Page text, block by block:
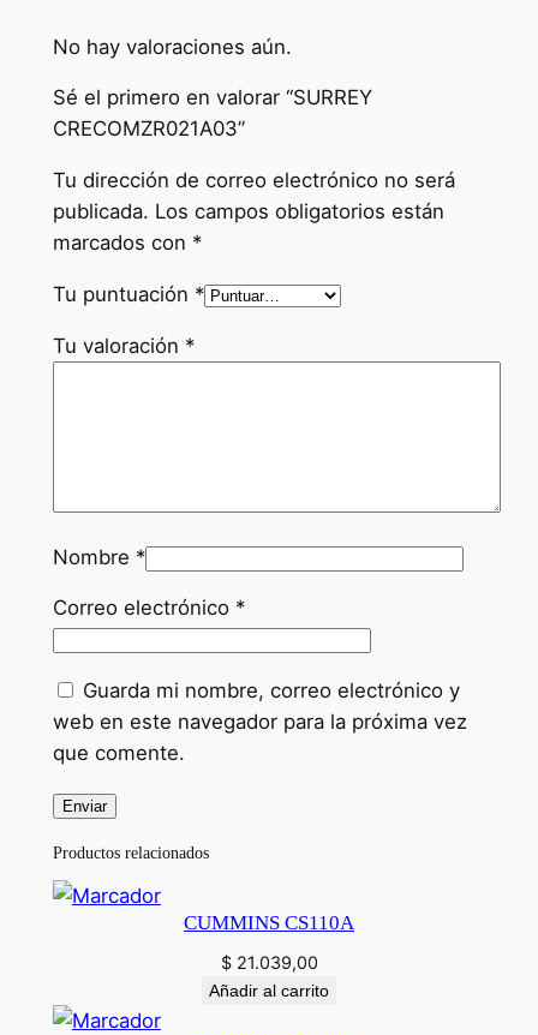
No hay valoraciones aún.
Sé el primero en valorar “SURREY
CRECOMZR021A03”
Tu dirección de correo electrónico no será
publicada. Los campos obligatorios están
marcados con *
Tu puntuación *
Tu valoración *
Nombre *
Correo electrónico *
Guarda mi nombre, correo electrónico y
web en este navegador para la próxima vez
que comente.
Productos relacionados
CUMMINS CS110A
$21.039,00
Añadir al carrito